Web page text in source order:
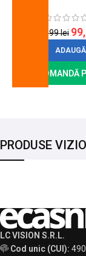
120,99lei
COMANDĂ
PRODUSE
LC VISION S.R.L.
Cod unic (CUI):